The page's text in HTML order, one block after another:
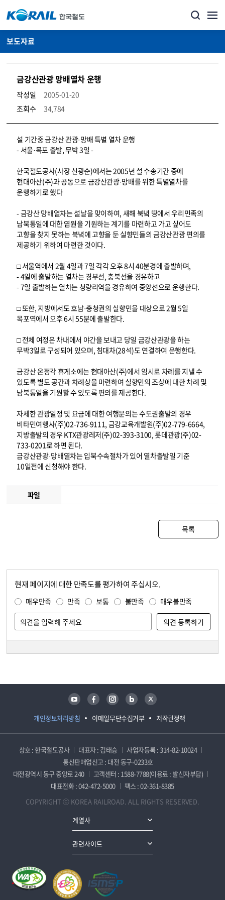
보도자료
금강산관광 망배열차 운행
작성일
2005-01-20
조회수
34,784
뉴스·홍보_보도자료 상세보기 – 내용, 파일, 담당자 연락처로 구성
설 기간중 금강산 관광·망배 특별 열차 운행
- 서울·목포 출발, 무박 3일 -
한국철도공사(사장 신광순)에서는 2005년 설 수송기간 중에
현대아산(주)과 공동으로 금강산관광·망배를 위한 특별열차를
운행하기로 했다
- 금강산 망배열차는 설날을 맞이하여, 새해 북녘 땅에서 우리민족의
남북통일에 대한 염원을 기원하는 계기를 마련하고 가고 싶어도
고향을 찾지 못하는 북녘에 고향을 둔 실향민들의 금강산관광 편의를
제공하기 위하여 마련한 것이다.
□ 서울역에서 2월 4일과 7일 각각 오후 8시 40분경에 출발하며,
- 4일에 출발하는 열차는 경부선, 충북선을 경유하고
- 7일 출발하는 열차는 청량리역을 경유하여 중앙선으로 운행한다.
□ 또한, 지방에서도 호남·충청권의 실향민을 대상으로 2월 5일
목포역에서 오후 6시 55분에 출발한다.
□ 전체 여정은 차내에서 야간을 보내고 당일 금강산관광을 하는
무박3일로 구성되어 있으며, 침대차(28석)도 연결하여 운행한다.
금강산 온정각 휴게소에는 현대아산(주)에서 임시로 차례를 지낼 수
있도록 별도 공간과 차례상을 마련하여 실향민의 조상에 대한 차례 및
남북통일을 기원할 수 있도록 편의를 제공한다.
자세한 관광일정 및 요금에 대한 여행문의는 수도권출발의 경우
비타민여행사(주)02-736-9111, 금강교육개발원(주)02-779-6664,
지방출발의 경우 KTX관광레저(주)02-393-3100, 롯데관광(주)02-
733-0201로 하면 된다.
금강산관광·망배열차는 입북수속절차가 있어 열차출발일 기준
10일전에 신청해야 한다.
파일
목록
현재 페이지에 대한 만족도를 평가하여 주십시오.
매우만족 만족 보통 불만족 매우불만족
개인정보처리방침 이메일무단수집거부 저작권정책
유튜브 페이스북 인스타그램 블로그 트위터
상호 : 한국철도공사 대표자 : 김태승
사업자등록 : 314-82-10024
통신판매업신고 : 대전 동구-0233호
대전광역시 동구 중앙로 240
고객센터 : 1588-7788(이용료 : 발신자부담)
대표전화 : 042-472-5000
팩스 : 02-361-8385
COPYRIGHT ⓒ KOREA RAILROAD. ALL RIGHTS RESERVED.
계열사
관련사이트